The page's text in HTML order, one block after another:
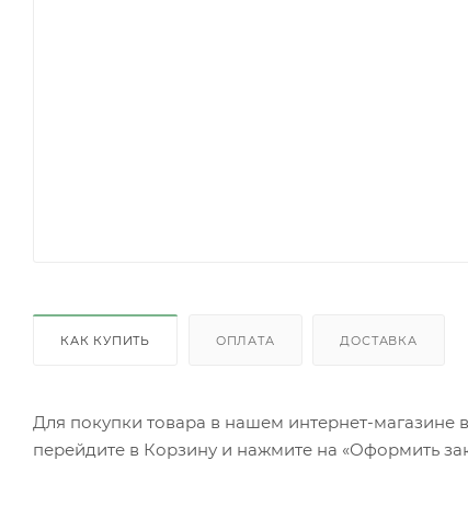
КАК КУПИТЬ ОПЛАТА ДОСТАВКА
Для покупки товара в нашем интернет-магазине
перейдите в Корзину и нажмите на «Оформить